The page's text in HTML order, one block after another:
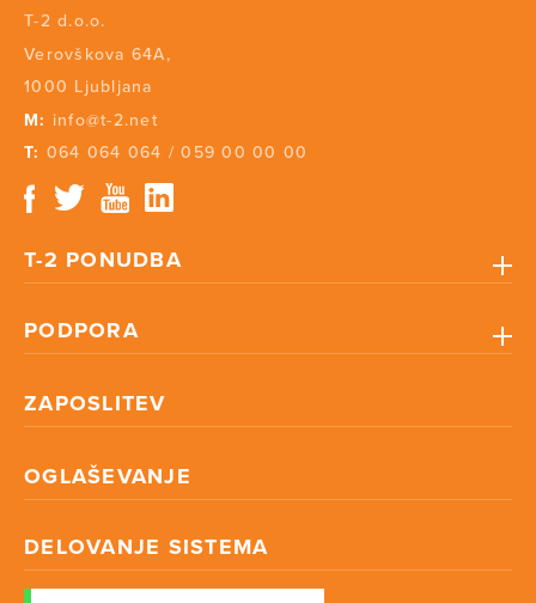
T-2 d.o.o.
Verovškova 64A,
1000 Ljubljana
M: info@t-2.net
T: 064 064 064 /059 00 00 00
T-2 PONUDBA
PODPORA
ZAPOSLITEV
OGLAŠEVANJE
DELOVANJE SISTEMA